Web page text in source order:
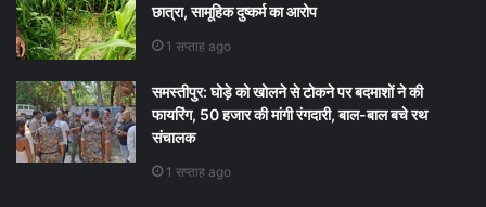
छात्रा, सामूहिक दुष्कर्म का आरोप
1 सप्ताह ago
समस्तीपुर: घोड़े को खोलने से टोकने पर बदमाशों ने की
फायरिंग, 50 हजार की मांगी रंगदारी, बाल-बाल बचे रथ
संचालक
1 सप्ताह ago